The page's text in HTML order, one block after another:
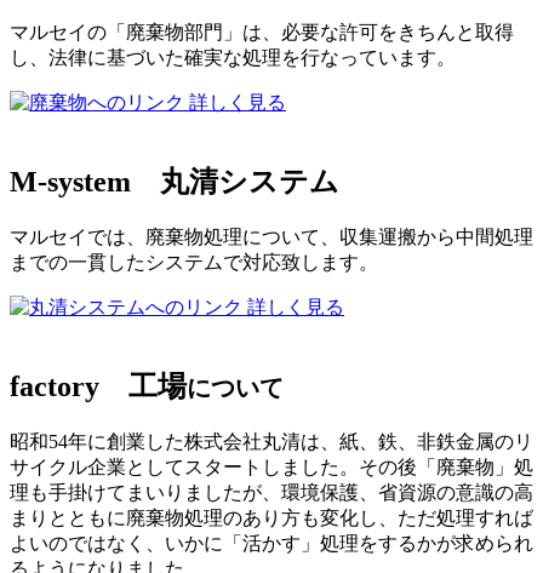
マルセイの「廃棄物部門」は、必要な許可をきちんと取得
し、法律に基づいた確実な処理を行なっています。
詳しく見る
M-system 丸清システム
マルセイでは、廃棄物処理について、収集運搬から中間処理
までの一貫したシステムで対応致します。
詳しく見る
factory 工場について
昭和54年に創業した株式会社丸清は、紙、鉄、非鉄金属のリ
サイクル企業としてスタートしました。その後「廃棄物」処
理も手掛けてまいりましたが、環境保護、省資源の意識の高
まりとともに廃棄物処理のあり方も変化し、ただ処理すれば
よいのではなく、いかに「活かす」処理をするかが求められ
るようになりました。